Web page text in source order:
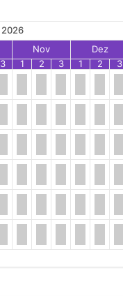
2026
Nov Dez
3 1 2 3 1 2 3